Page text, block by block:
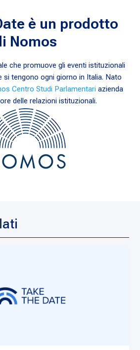
è un prodotto
Nomos
che promuove gli eventi istituzionali
si tengono ogni giorno in Italia. Nato
Centro Studi Parlamentari azienda
delle relazioni istituzionali.